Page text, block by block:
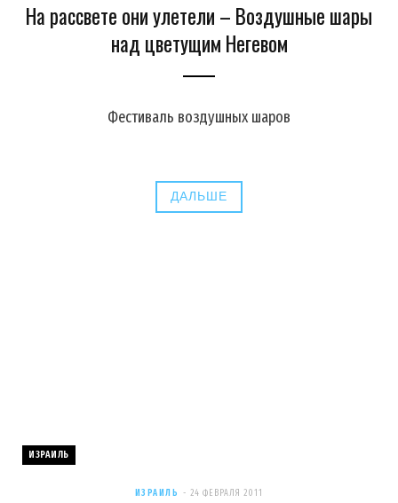
На рассвете они улетели – Воздушные шары
над цветущим Негевом
Фестиваль воздушных шаров
ДАЛЬШЕ
ИЗРАИЛЬ
ИЗРАИЛЬ 24 ФЕВРАЛЯ 2011